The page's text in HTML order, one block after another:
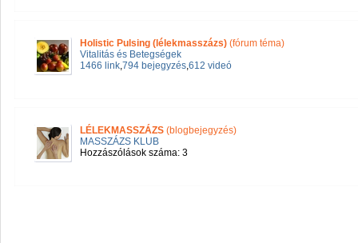
Holistic Pulsing (lélekmasszázs) (fórum téma)
Vitalitás és Betegségek
1466 link,794 bejegyzés,612 videó
LÉLEKMASSZÁZS (blogbejegyzés)
MASSZÁZS KLUB
Hozzászólások száma: 3